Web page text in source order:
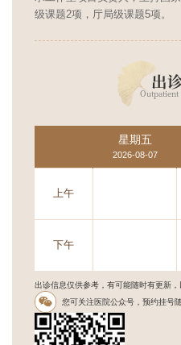
级课题2项，厅局级课题5项。
出
星期五
2026-08-07
上午
下午
出诊信息仅供参考，有可能随时有更新
您可关注医院公众号，预约挂号